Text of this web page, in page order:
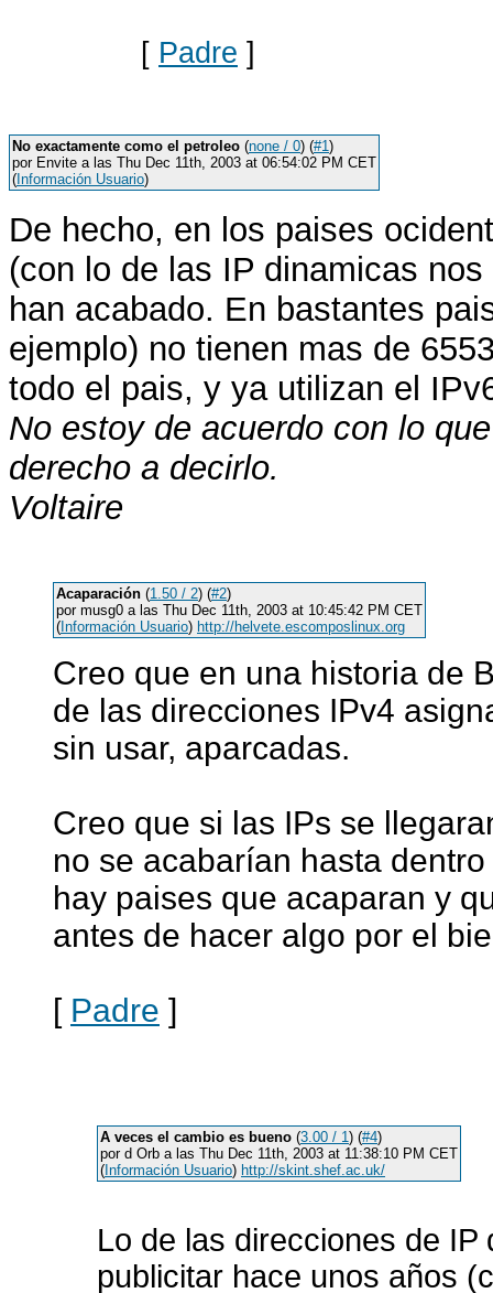
[ Padre ]
No exactamente como el petroleo (none / 0) (#1)
por Envite a las Thu Dec 11th, 2003 at 06:54:02 PM CET
( Información Usuario)
De hecho, en los paises
(con lo de las IP dinamicas
han acabado. En bastantes
ejemplo) no tienen mas de
todo el pais, y ya utilizan el
No estoy de acuerdo con lo
derecho a decirlo.
Voltaire
Acaparación (1.50 / 2) (#2)
por musg0 a las Thu Dec 11th, 2003 at 10:45:42 PM CET
( Información Usuario) http://helvete.escomposlinux.org
Creo que en una historia de
de las direcciones IPv4
sin usar, aparcadas.
Creo que si las IPs se
no se acabarían hasta
hay paises que acaparan y
antes de hacer algo por el
[ Padre ]
A veces el cambio es bueno (3.00 / 1) (#4)
por d Orb a las Thu Dec 11th, 2003 at 11:38:10 PM CET
( Información Usuario) http://skint.shef.ac.uk/
Lo de las direcciones de
publicitar hace unos años